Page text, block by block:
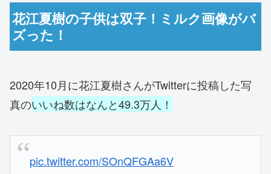
花江夏樹の子供は双子！ミルク画像がバ
ズった！
2020年10月に花江夏樹さんがTwitterに投稿した写
真のいいね数はなんと49.3万人！
pic.twitter.com/SOnQFGAa6V